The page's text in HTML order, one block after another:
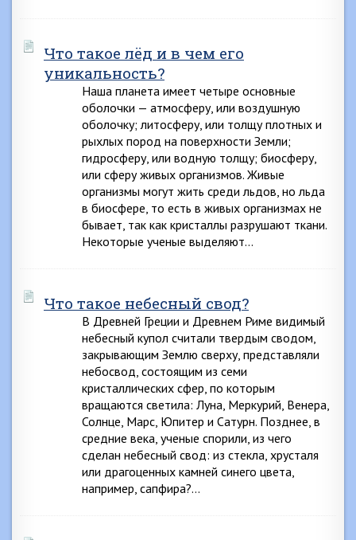
Что такое лёд и в чем его
уникальность?
Наша планета имеет четыре основные
оболочки — атмосферу, или воздушную
оболочку; литосферу, или толщу плотных и
рыхлых пород на поверхности Земли;
гидросферу, или водную толщу; биосферу,
или сферу живых организмов. Живые
организмы могут жить среди льдов, но льда
в биосфере, то есть в живых организмах не
бывает, так как кристаллы разрушают ткани.
Некоторые ученые выделяют…
Что такое небесный свод?
В Древней Греции и Древнем Риме видимый
небесный купол считали твердым сводом,
закрывающим Землю сверху, представляли
небосвод, состоящим из семи
кристаллических сфер, по которым
вращаются светила: Луна, Меркурий, Венера,
Солнце, Марс, Юпитер и Сатурн. Позднее, в
средние века, ученые спорили, из чего
сделан небесный свод: из стекла, хрусталя
или драгоценных камней синего цвета,
например, сапфира?…